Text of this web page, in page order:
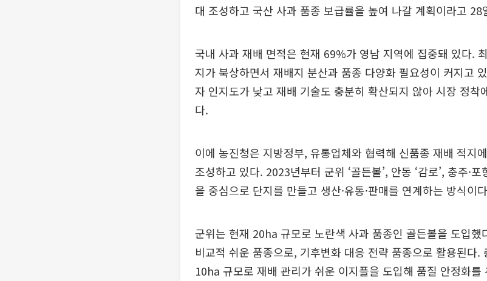
대 조성하고 국산 사과 품종 보급률을 높여 나갈 계획이라고 28
국내 사과 재배 면적은 현재 69%가 영남 지역에 집중돼 있다.
지가 북상하면서 재배지 분산과 품종 다양화 필요성이 커지고
자 인지도가 낮고 재배 기술도 충분히 확산되지 않아 시장 정착
다.
이에 농진청은 지방정부, 유통업체와 협력해 신품종 재배 적지
조성하고 있다. 2023년부터 군위 ‘골든볼’, 안동 ‘감로’, 충주·포
을 중심으로 단지를 만들고 생산·유통·판매를 연계하는 방식이
군위는 현재 20ha 규모로 노란색 사과 품종인 골든볼을 도입
비교적 쉬운 품종으로, 기후변화 대응 전략 품종으로 활용된다
10ha 규모로 재배 관리가 쉬운 이지플을 도입해 품질 안정화를